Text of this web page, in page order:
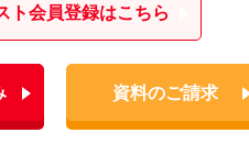
ト会員登録はこちら
資料のご請求